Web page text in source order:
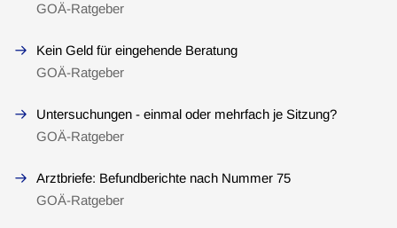
GOÄ-Ratgeber
Kein Geld für eingehende Beratung
GOÄ-Ratgeber
Untersuchungen - einmal oder mehrfach je Sitzung?
GOÄ-Ratgeber
Arztbriefe: Befundberichte nach Nummer 75
GOÄ-Ratgeber